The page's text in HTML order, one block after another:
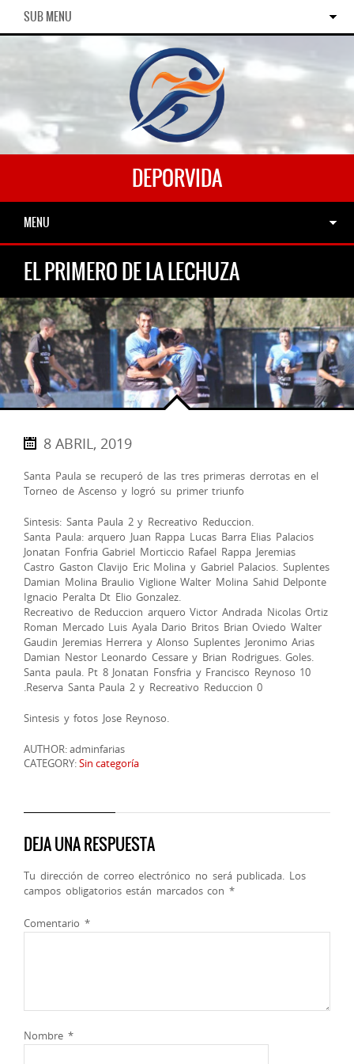
SUB MENU
DEPORVIDA
MENU
EL PRIMERO DE LA LECHUZA
8 ABRIL, 2019
Santa Paula se recuperó de las tres primeras derrotas en el
Torneo de Ascenso y logró su primer triunfo
Sintesis: Santa Paula 2 y Recreativo Reduccion.
Santa Paula: arquero Juan Rappa Lucas Barra Elias Palacios
Jonatan Fonfria Gabriel Morticcio Rafael Rappa Jeremias
Castro Gaston Clavijo Eric Molina y Gabriel Palacios. Suplentes
Damian Molina Braulio Viglione Walter Molina Sahid Delponte
Ignacio Peralta Dt Elio Gonzalez.
Recreativo de Reduccion arquero Victor Andrada Nicolas Ortiz
Roman Mercado Luis Ayala Dario Britos Brian Oviedo Walter
Gaudin Jeremias Herrera y Alonso Suplentes Jeronimo Arias
Damian Nestor Leonardo Cessare y Brian Rodrigues. Goles.
Santa paula. Pt 8 Jonatan Fonsfria y Francisco Reynoso 10
.Reserva Santa Paula 2 y Recreativo Reduccion 0
Sintesis y fotos Jose Reynoso.
AUTHOR: adminfarias
CATEGORY:Sin categoría
DEJA UNA RESPUESTA
Tu dirección de correo electrónico no será publicada. Los
campos obligatorios están marcados con *
Comentario *
Nombre *